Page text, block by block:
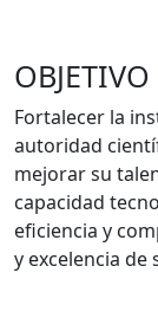
Fortalecer la
autoridad
mejorar su
capacidad
eficiencia y
y excelencia